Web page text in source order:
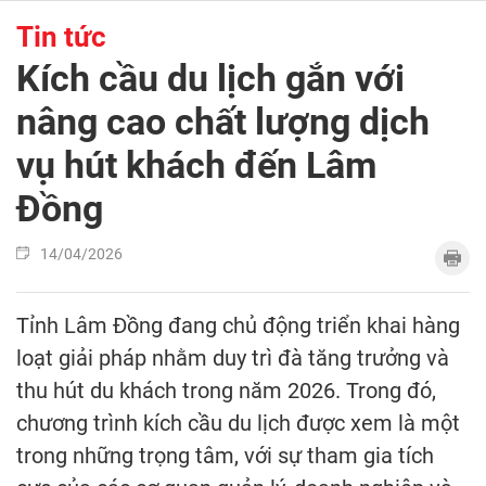
Tin tức
Kích cầu du lịch gắn với
nâng cao chất lượng dịch
vụ hút khách đến Lâm
Đồng
14/04/2026
Tỉnh Lâm Đồng đang chủ động triển khai hàng
loạt giải pháp nhằm duy trì đà tăng trưởng và
thu hút du khách trong năm 2026. Trong đó,
chương trình kích cầu du lịch được xem là một
trong những trọng tâm, với sự tham gia tích